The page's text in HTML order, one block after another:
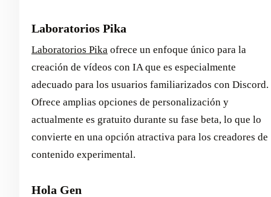
Laboratorios Pika
Laboratorios Pika ofrece un enfoque único para la
creación de vídeos con IA que es especialmente
adecuado para los usuarios familiarizados con Discord.
Ofrece amplias opciones de personalización y
actualmente es gratuito durante su fase beta, lo que lo
convierte en una opción atractiva para los creadores de
contenido experimental.
Hola Gen